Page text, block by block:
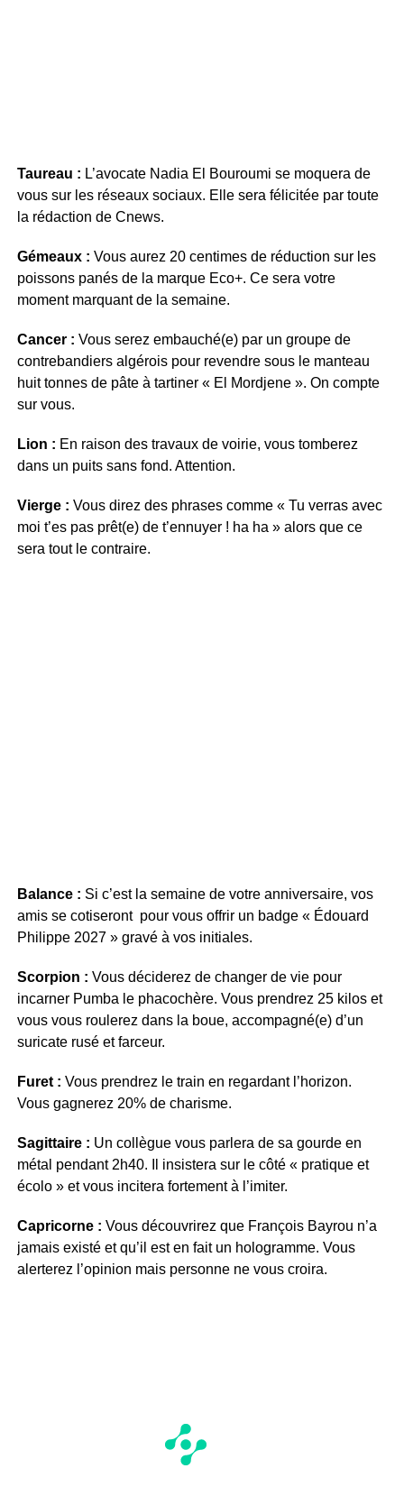
Taureau : L’avocate Nadia El Bouroumi se moquera de
vous sur les réseaux sociaux. Elle sera félicitée par toute
la rédaction de Cnews.
Gémeaux : Vous aurez 20 centimes de réduction sur les
poissons panés de la marque Eco+. Ce sera votre
moment marquant de la semaine.
Cancer : Vous serez embauché(e) par un groupe de
contrebandiers algérois pour revendre sous le manteau
huit tonnes de pâte à tartiner « El Mordjene ». On compte
sur vous.
Lion : En raison des travaux de voirie, vous tomberez
dans un puits sans fond. Attention.
Vierge : Vous direz des phrases comme « Tu verras avec
moi t’es pas prêt(e) de t’ennuyer ! ha ha » alors que ce
sera tout le contraire.
Balance : Si c’est la semaine de votre anniversaire, vos
amis se cotiseront pour vous offrir un badge « Édouard
Philippe 2027 » gravé à vos initiales.
Scorpion : Vous déciderez de changer de vie pour
incarner Pumba le phacochère. Vous prendrez 25 kilos et
vous vous roulerez dans la boue, accompagné(e) d’un
suricate rusé et farceur.
Furet : Vous prendrez le train en regardant l’horizon.
Vous gagnerez 20% de charisme.
Sagittaire : Un collègue vous parlera de sa gourde en
métal pendant 2h40. Il insistera sur le côté « pratique et
écolo » et vous incitera fortement à l’imiter.
Capricorne : Vous découvrirez que François Bayrou n’a
jamais existé et qu’il est en fait un hologramme. Vous
alerterez l’opinion mais personne ne vous croira.